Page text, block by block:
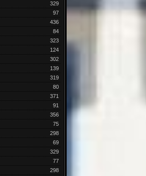
329
97
436
84
323
124
302
139
319
80
371
91
356
75
298
69
329
77
298